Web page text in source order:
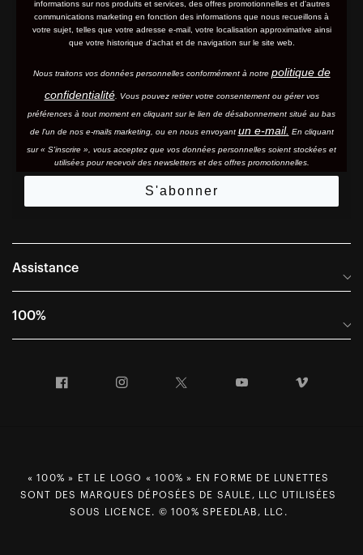
informations sur nos produits et services, des offres promotionnelles et d'autres
communications marketing en fonction des informations que nous recueillons à
votre sujet, telles que votre adresse e-mail, votre localisation approximative ainsi
que votre historique d'achat et de navigation sur le site web.
Nous traitons vos données personnelles conformément à notre politique de
confidentialité. Vous pouvez retirer votre consentement ou gérer vos
préférences à tout moment en cliquant sur le lien de désabonnement situé au bas
de l'un de nos e-mails marketing, ou en nous envoyant un e-mail. En cliquant
sur « S'inscrire », vous acceptez que vos données personnelles soient stockées et
utilisées pour recevoir des newsletters et des offres promotionnelles.
S'abonner
Assistance
Foire aux questions
Conditions générales de vente
100%
Informations sur l'entreprise
du RGPD
Facebook Instagram YouTube
« 100% » ET LE LOGO « 100% » EN FORME DE LUNETTES
SONT DES MARQUES DÉPOSÉES DE SAULE, LLC UTILISÉES
SOUS LICENCE. © 100% SPEEDLAB, LLC.